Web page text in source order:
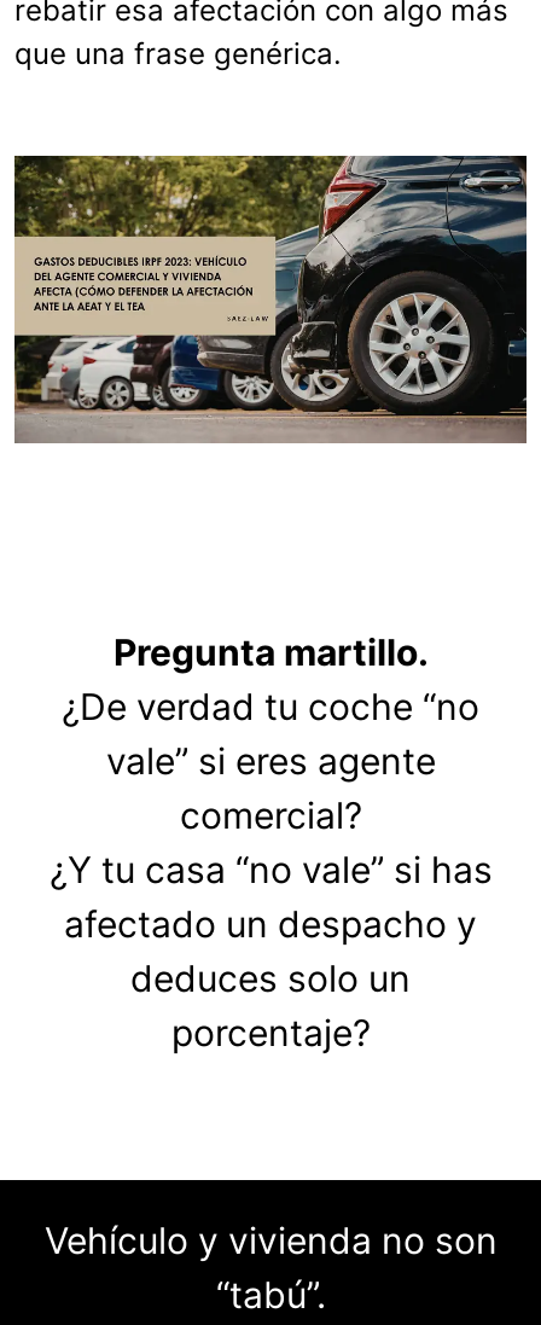
rebatir esa afectación con algo más
que una frase genérica.
Pregunta martillo.
¿De verdad tu coche “no
vale” si eres agente
comercial?
¿Y tu casa “no vale” si has
afectado un despacho y
deduces solo un
porcentaje?
Vehículo y vivienda no son
“tabú”.